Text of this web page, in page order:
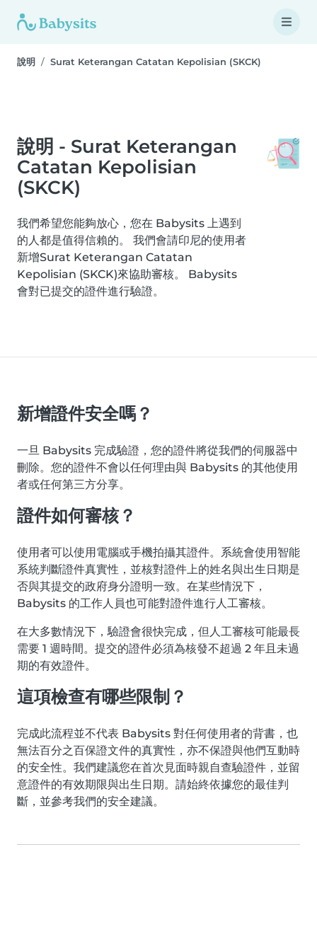
說明 Surat Keterangan Catatan Kepolisian (SKCK)
說明 - Surat Keterangan
Catatan Kepolisian
(SKCK)
我們希望您能夠放心，您在 Babysits 上遇到
的人都是值得信賴的。 我們會請印尼的使用者
新增Surat Keterangan Catatan
Kepolisian (SKCK)來協助審核。 Babysits
會對已提交的證件進行驗證。
新增證件安全嗎？
一旦 Babysits 完成驗證，您的證件將從我們的伺服器中
刪除。您的證件不會以任何理由與 Babysits 的其他使用
者或任何第三方分享。
證件如何審核？
使用者可以使用電腦或手機拍攝其證件。系統會使用智能
系統判斷證件真實性，並核對證件上的姓名與出生日期是
否與其提交的政府身分證明一致。在某些情況下，
Babysits 的工作人員也可能對證件進行人工審核。
在大多數情況下，驗證會很快完成，但人工審核可能最長
需要 1 週時間。提交的證件必須為核發不超過 2 年且未過
期的有效證件。
這項檢查有哪些限制？
完成此流程並不代表 Babysits 對任何使用者的背書，也
無法百分之百保證文件的真實性，亦不保證與他們互動時
的安全性。我們建議您在首次見面時親自查驗證件，並留
意證件的有效期限與出生日期。請始終依據您的最佳判
斷，並參考我們的安全建議。